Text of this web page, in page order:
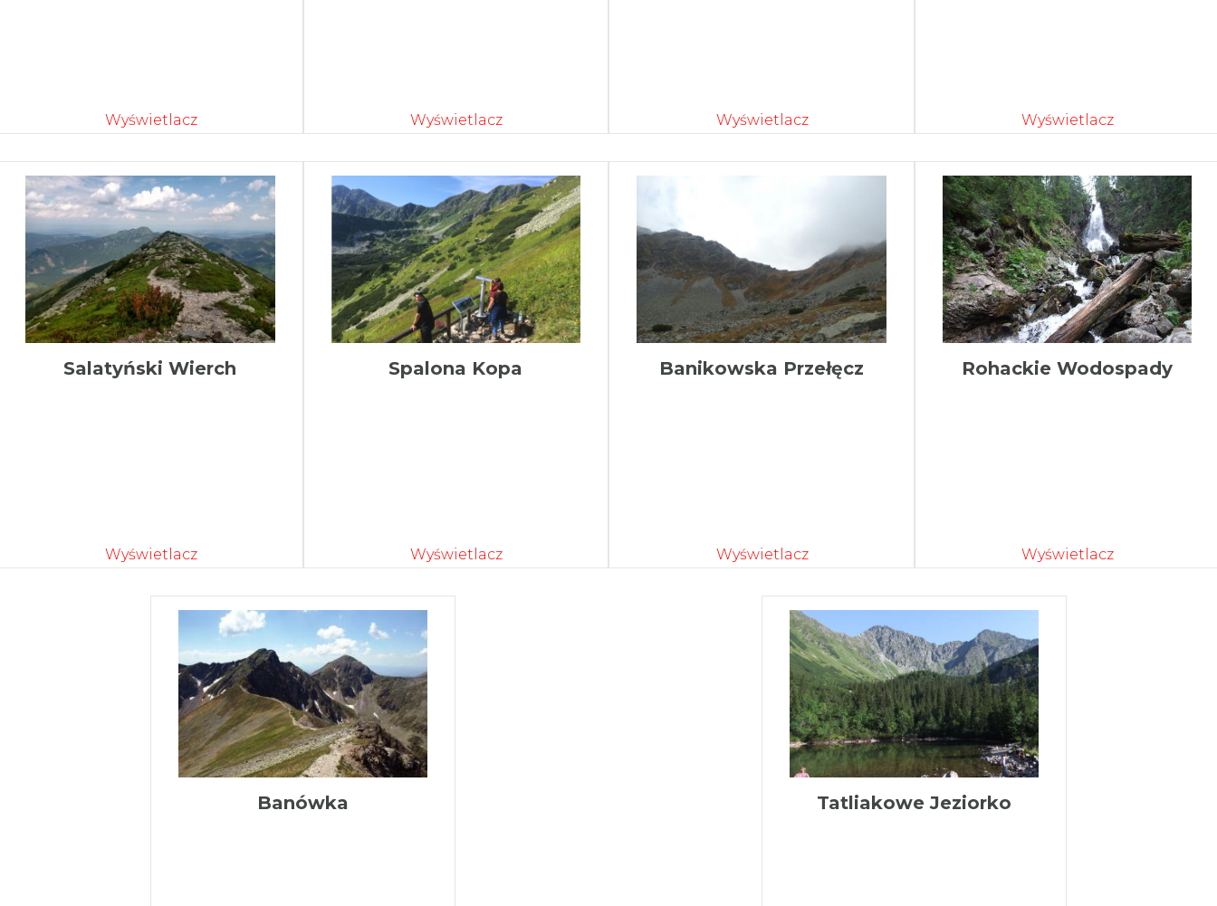
Wyświetlacz Wyświetlacz Wyświetlacz Wyświetlacz
Salatyński Wierch
Wyświetlacz
Spalona Kopa
Wyświetlacz
Banikowska Przełęcz
Wyświetlacz
Rohackie Wodospady
Wyświetlacz
Banówka Tatliakowe Jeziorko